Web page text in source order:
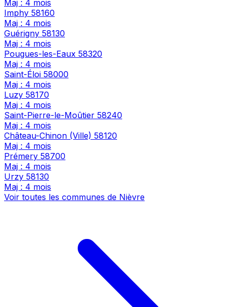
Maj : 4 mois
Imphy 58160
Maj : 4 mois
Guérigny 58130
Maj : 4 mois
Pougues-les-Eaux 58320
Maj : 4 mois
Saint-Éloi 58000
Maj : 4 mois
Luzy 58170
Maj : 4 mois
Saint-Pierre-le-Moûtier 58240
Maj : 4 mois
Château-Chinon (Ville) 58120
Maj : 4 mois
Prémery 58700
Maj : 4 mois
Urzy 58130
Maj : 4 mois
Voir toutes les communes de Nièvre